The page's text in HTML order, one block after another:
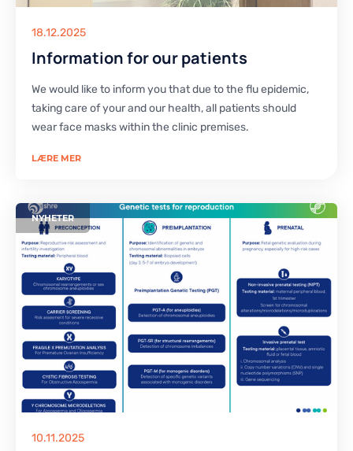
18.12.2025
Information for our patients
We would like to inform you that due to the flu epidemic,
taking care of your and our health, all patients should
wear face masks within the clinic premises.
LÆRE MER
NYHETER
10.11.2025